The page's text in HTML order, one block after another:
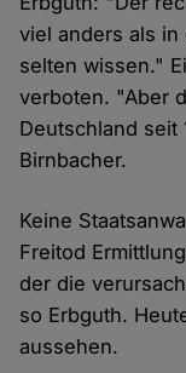
viel anders als
selten wissen."
verboten. "Aber
Deutschland seit
Birnbacher.
Keine
Freitod
der die
so Erbguth.
aussehen.